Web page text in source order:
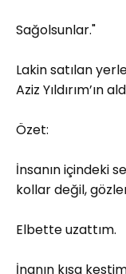
Sağolsunlar."
Lakin satılan
Aziz Yıldırım’ın
Özet:
İnsanın içindeki
kollar değil,
Elbette uzattım.
İnanın kısa